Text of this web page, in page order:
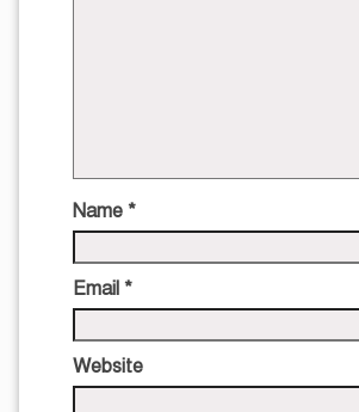
Name *
Email *
Website